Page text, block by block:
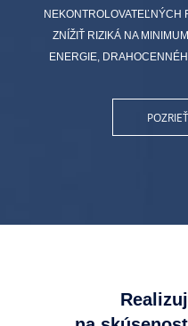
NEKONTROLOVATEĽNÝCH
ZNÍŽIŤ RIZIKÁ NA
ENERGIE,